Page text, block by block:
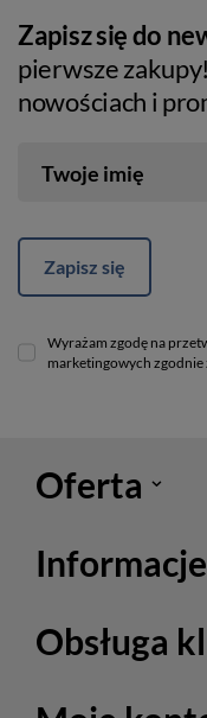
Zapisz się do
pierwsze
nowościach i
Twoje imię
Zapisz się
Wyrażam zgodę na
marketingowych
Oferta
Informacje
Obsługa